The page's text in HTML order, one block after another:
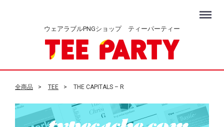
ウェアラブルPNGショップ ティーパーティー
Menu
全商品 TEE THE CAPITALS – R